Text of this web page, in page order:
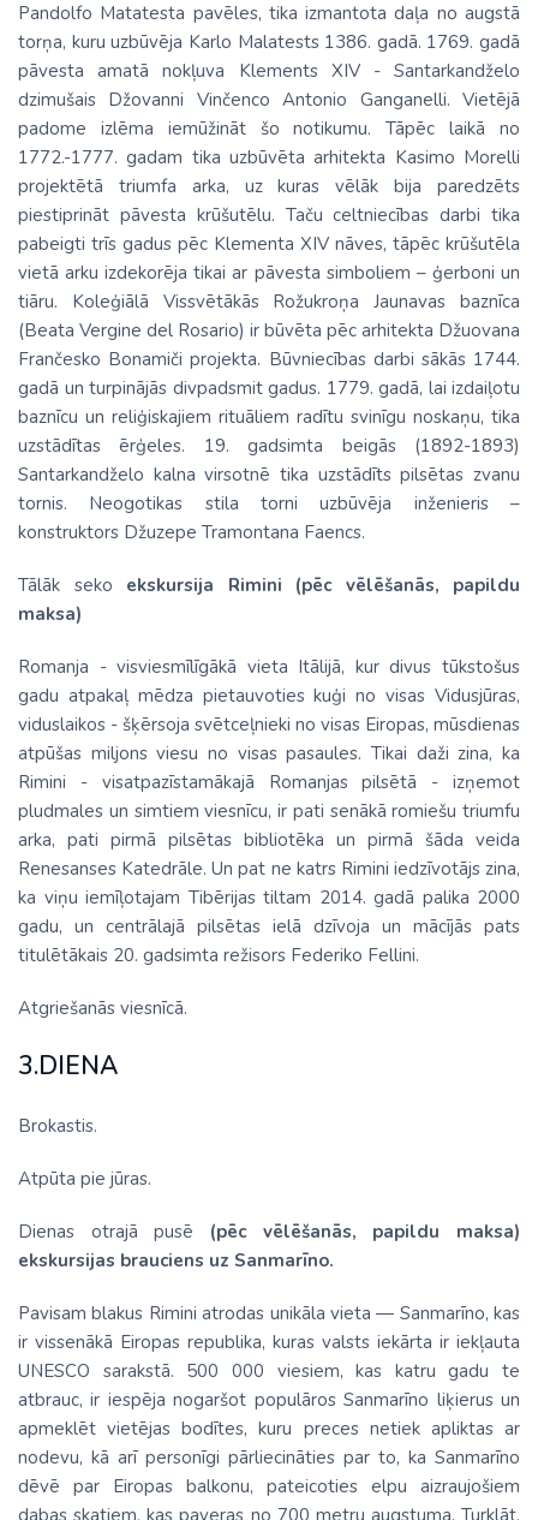
Pandolfo Matatesta pavēles, tika izmantota daļa no augstā
torņa, kuru uzbūvēja Karlo Malatests 1386. gadā. 1769. gadā
pāvesta amatā nokļuva Klements XIV - Santarkandželo
dzimušais Džovanni Vinčenco Antonio Ganganelli. Vietējā
padome izlēma iemūžināt šo notikumu. Tāpēc laikā no
1772.-1777. gadam tika uzbūvēta arhitekta Kasimo Morelli
projektētā triumfa arka, uz kuras vēlāk bija paredzēts
piestiprināt pāvesta krūšutēlu. Taču celtniecības darbi tika
pabeigti trīs gadus pēc Klementa XIV nāves, tāpēc krūšutēla
vietā arku izdekorēja tikai ar pāvesta simboliem – ģerboni un
tiāru. Koleģiālā Vissvētākās Rožukroņa Jaunavas baznīca
(Beata Vergine del Rosario) ir būvēta pēc arhitekta Džuovana
Frančesko Bonamiči projekta. Būvniecības darbi sākās 1744.
gadā un turpinājās divpadsmit gadus. 1779. gadā, lai izdaiļotu
baznīcu un reliģiskajiem rituāliem radītu svinīgu noskaņu, tika
uzstādītas ērģeles. 19. gadsimta beigās (1892-1893)
Santarkandželo kalna virsotnē tika uzstādīts pilsētas zvanu
tornis. Neogotikas stila torni uzbūvēja inženieris –
konstruktors Džuzepe Tramontana Faencs.
Tālāk seko ekskursija Rimini (pēc vēlēšanās, papildu
maksa)
Romanja - visviesmīlīgākā vieta Itālijā, kur divus tūkstošus
gadu atpakaļ mēdza pietauvoties kuģi no visas Vidusjūras,
viduslaikos - šķērsoja svētceļnieki no visas Eiropas, mūsdienas
atpūšas miljons viesu no visas pasaules. Tikai daži zina, ka
Rimini - visatpazīstamākajā Romanjas pilsētā - izņemot
pludmales un simtiem viesnīcu, ir pati senākā romiešu triumfu
arka, pati pirmā pilsētas bibliotēka un pirmā šāda veida
Renesanses Katedrāle. Un pat ne katrs Rimini iedzīvotājs zina,
ka viņu iemīļotajam Tibērijas tiltam 2014. gadā palika 2000
gadu, un centrālajā pilsētas ielā dzīvoja un mācījās pats
titulētākais 20. gadsimta režisors Federiko Fellini.
Atgriešanās viesnīcā.
3.DIENA
Brokastis.
Atpūta pie jūras.
Dienas otrajā pusē (pēc vēlēšanās, papildu maksa)
ekskursijas brauciens uz Sanmarīno.
Pavisam blakus Rimini atrodas unikāla vieta — Sanmarīno, kas
ir vissenākā Eiropas republika, kuras valsts iekārta ir iekļauta
UNESCO sarakstā. 500 000 viesiem, kas katru gadu te
atbrauc, ir iespēja nogaršot populāros Sanmarīno liķierus un
apmeklēt vietējas bodītes, kuru preces netiek apliktas ar
nodevu, kā arī personīgi pārliecināties par to, ka Sanmarīno
dēvē par Eiropas balkonu, pateicoties elpu aizraujošiem
dabas skatiem, kas paveras no 700 metru augstuma. Turklāt,